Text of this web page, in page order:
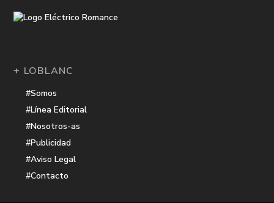
+ LOBLANC
#Somos
#Línea Editorial
#Nosotros-as
#Publicidad
#Aviso Legal
#Contacto